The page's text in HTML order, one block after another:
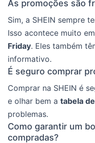
As promoções são
Sim, a SHEIN sempre
Isso acontece muito
Friday. Eles também
informativo.
É seguro comprar
Comprar na SHEIN é
e olhar bem a tabela
problemas.
Como garantir um
compradas?